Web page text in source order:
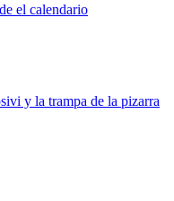
el calendario
y la trampa de la pizarra